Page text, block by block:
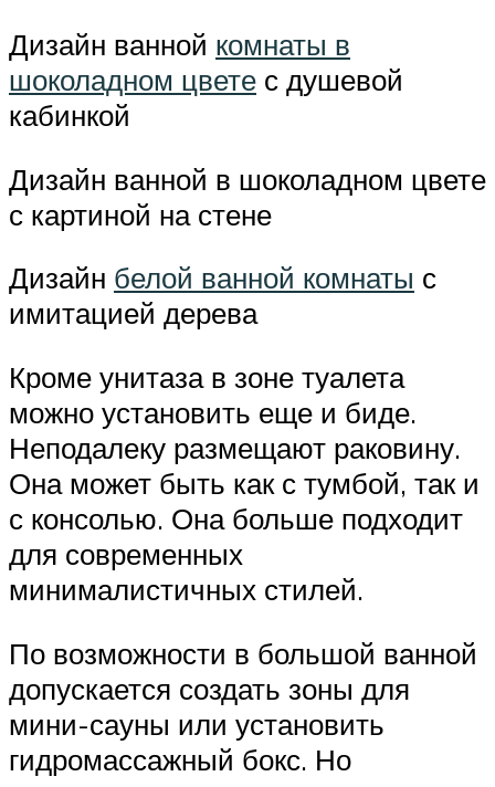
Дизайн ванной комнаты в
шоколадном цвете с душевой
кабинкой
Дизайн ванной в шоколадном цвете
с картиной на стене
Дизайн белой ванной комнаты с
имитацией дерева
Кроме унитаза в зоне туалета
можно установить еще и биде.
Неподалеку размещают раковину.
Она может быть как с тумбой, так и
с консолью. Она больше подходит
для современных
минималистичных стилей.
По возможности в большой ванной
допускается создать зоны для
мини-сауны или установить
гидромассажный бокс. Но